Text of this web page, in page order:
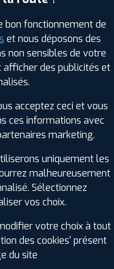
LES VILLES À
Mondelange (57)
Moulins-lès-Metz (57)
Moyeuvre-Grande (57)
Rombas (57)
Terville (57)
MEURTHE-ET-
+ D'INFOS
bon fonctionnement de
et nous déposons des
non sensibles de votre
des publicités et
acceptez ceci et vous
ces informations avec
marketing.
uniquement les
malheureusement
Sélectionnez
vos choix.
votre choix à tout
des cookies' présent
du site